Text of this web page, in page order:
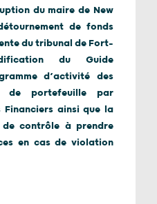
du maire de New
de fonds
du tribunal de Fort-
du Guide
d’activité des
de portefeuille par
Financiers ainsi que la
contrôle à prendre
en cas de violation